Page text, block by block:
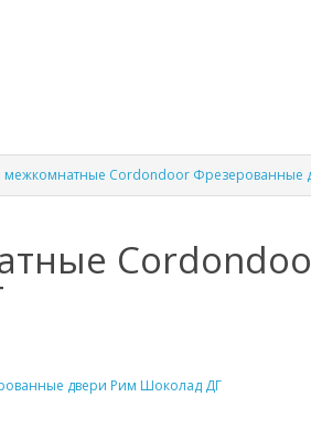
межкомнатные Cordondoor Фрезерованные